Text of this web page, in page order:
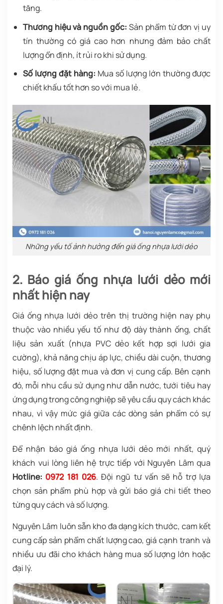
tăng.
Thương hiệu và nguồn gốc: Sản phẩm từ đơn vị uy
tín thường có giá cao hơn nhưng đảm bảo chất
lượng ổn định, ít rủi ro khi sử dụng.
Số lượng đặt hàng: Mua số lượng lớn thường được
chiết khấu tốt hơn so với mua lẻ.
Những yếu tố ảnh hưởng đến giá ống nhựa lưới dẻo
2. Báo giá ống nhựa lưới dẻo mới
nhất hiện nay
Giá ống nhựa lưới dẻo trên thị trường hiện nay phụ
thuộc vào nhiều yếu tố như độ dày thành ống, chất
liệu sản xuất (nhựa PVC dẻo kết hợp sợi lưới gia
cường), khả năng chịu áp lực, chiều dài cuộn, thương
hiệu, số lượng đặt mua và đơn vị cung cấp. Bên cạnh
đó, mỗi nhu cầu sử dụng như dẫn nước, tưới tiêu hay
ứng dụng trong công nghiệp sẽ yêu cầu quy cách khác
nhau, vì vậy mức giá giữa các dòng sản phẩm có sự
chênh lệch nhất định.
Để nhận báo giá ống nhựa lưới dẻo mới nhất, quý
khách vui lòng liên hệ trực tiếp với Nguyên Lâm qua
Hotline: 0972 181 026. Đội ngũ tư vấn sẽ hỗ trợ lựa
chọn sản phẩm phù hợp và gửi báo giá chi tiết theo
từng quy cách và số lượng.
Nguyên Lâm luôn sẵn kho đa dạng kích thước, cam kết
cung cấp sản phẩm chất lượng cao, giá cạnh tranh và
nhiều ưu đãi cho khách hàng mua số lượng lớn hoặc
đại lý.